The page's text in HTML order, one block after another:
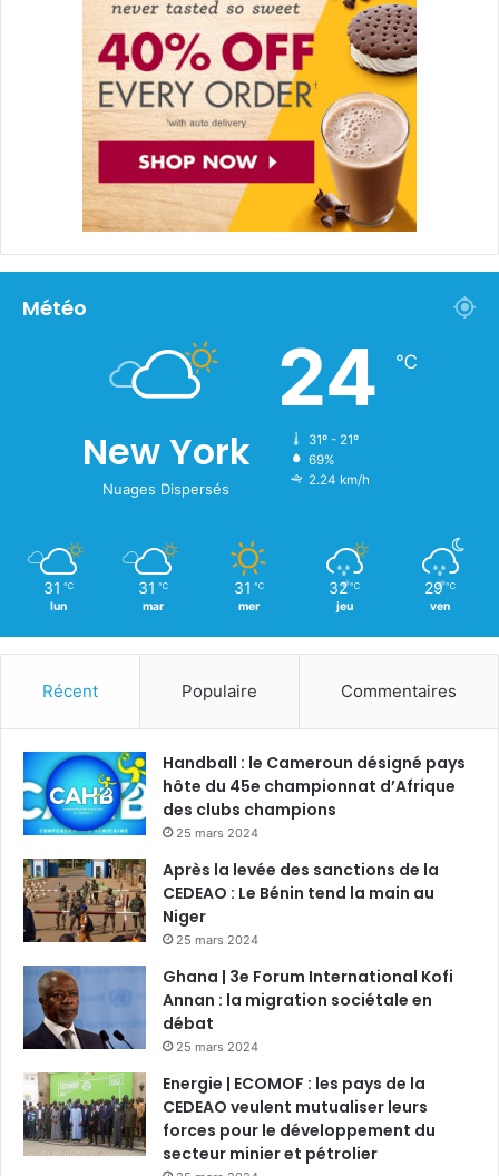
Météo
New York
Nuages Dispersés
24 ℃
31º - 21º
69%
2.24 km/h
31 ℃
lun
31 ℃
mar
31 ℃
mer
32 ℃
jeu
29 ℃
ven
Récent Populaire Commentaires
Handball : le Cameroun désigné pays
hôte du 45e championnat d’Afrique
des clubs champions
25 mars 2024
Après la levée des sanctions de la
CEDEAO : Le Bénin tend la main au
Niger
25 mars 2024
Ghana | 3e Forum International Kofi
Annan : la migration sociétale en
débat
25 mars 2024
Energie | ECOMOF : les pays de la
CEDEAO veulent mutualiser leurs
forces pour le développement du
secteur minier et pétrolier